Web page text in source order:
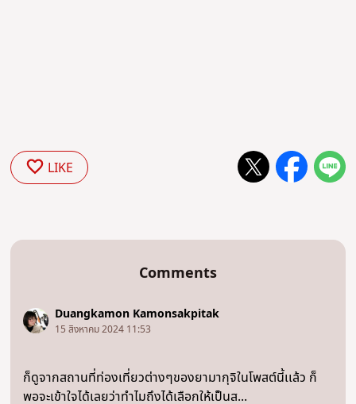
LIKE
Comments
Duangkamon Kamonsakpitak
15 สิงหาคม 2024 11:53
ก็ดูจากสถานที่ท่องเที่ยวต่างๆของยามากุจิในโพสต์นี้เเล้ว ก็
พอจะเข้าใจได้เลยว่าทำไมถึงได้เลือกให้เป็นส...